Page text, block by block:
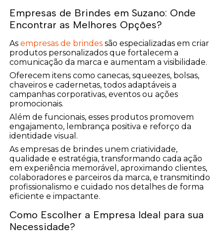
Empresas de Brindes em Suzano: Onde
Encontrar as Melhores Opções?
Asempresas de brindes são especializadas em criar
produtos personalizados que fortalecem a
comunicação da marca e aumentam a visibilidade.
Oferecem itens como canecas, squeezes, bolsas,
chaveiros e cadernetas, todos adaptáveis a
campanhas corporativas, eventos ou ações
promocionais.
Além de funcionais, esses produtos promovem
engajamento, lembrança positiva e reforço da
identidade visual.
As empresas de brindes unem criatividade,
qualidade e estratégia, transformando cada ação
em experiência memorável, aproximando clientes,
colaboradores e parceiros da marca, e transmitindo
profissionalismo e cuidado nos detalhes de forma
eficiente e impactante.
Como Escolher a Empresa Ideal para sua
Necessidade?